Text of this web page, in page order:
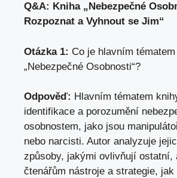
Q&A: Kniha „Nebezpečné
Rozpoznat a Vyhnout se Jim“
Otázka 1: Co je hlavním
„Nebezpečné Osobnosti“?
Odpověď: Hlavním tématem
identifikace a porozumění
osobnostem, jako jsou
nebo narcisti. Autor analyzuje
způsoby, jakými ovlivňují ostatní,
čtenářům nástroje a strategie,